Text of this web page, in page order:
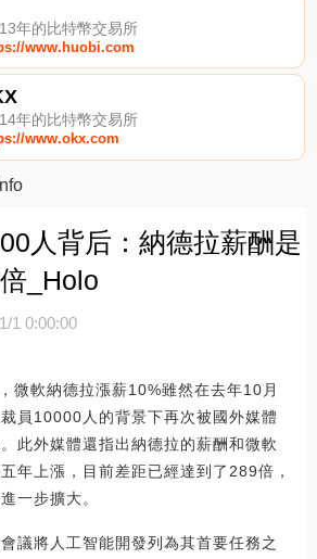
年的比特幣交易所
www.huobi.com
年的比特幣交易所
www.okx.com
Info
人背后：納德拉薪酬是
_Holo
1 0:00:00
微軟納德拉漲薪10%雖然在去年10月
員10000人的背景下再次被國外媒體
此外媒體還指出納德拉的薪酬和微軟
年上漲，目前差距已經達到了289倍，
一步擴大。
議將人工智能開發列為其首要任務之